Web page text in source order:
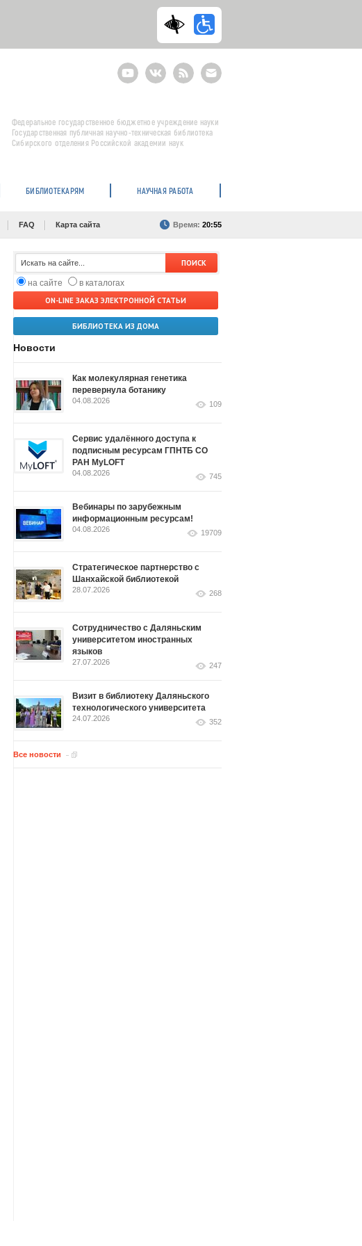
YoutubeВКонтактеRSS
E-
mail
подписка
Федеральное государственное бюджетное учреждение науки
Государственная публичная научно-техническая библиотека
Сибирского отделения Российской академии наук
БИБЛИОТЕКАРЯМ НАУЧНАЯ РАБОТА
FAQ Карта сайта Время: 20:55
на сайте
в каталогах
ON-LINE ЗАКАЗ ЭЛЕКТРОННОЙ СТАТЬИ
БИБЛИОТЕКА ИЗ ДОМА
Новости
Как молекулярная генетика
перевернула ботанику
04.08.2026 109
Сервис удалённого доступа к
подписным ресурсам ГПНТБ СО
РАН MyLOFT
04.08.2026 745
Вебинары по зарубежным
информационным ресурсам!
04.08.2026 19709
Стратегическое партнерство с
Шанхайской библиотекой
28.07.2026 268
Сотрудничество с Даляньским
университетом иностранных
языков
27.07.2026 247
Визит в библиотеку Даляньского
технологического университета
24.07.2026 352
Все новости